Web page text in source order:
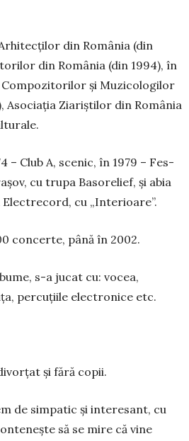
din Româ­nia (din
din Româ­nia (din 1994), în
Compozi­to­rilor şi Muzicologilor
Asociaţia Ziariştilor din România
– Club A, scenic, în 1979 – Fes­
cu trupa Basorelief, şi abia
cu „Interioare”.
concerte, până în 2002.
s-a jucat cu: vocea,
percuţiile elec­tro­nice etc.
şi fără co­pii.
de simpatic şi interesant, cu
să se mire că vine